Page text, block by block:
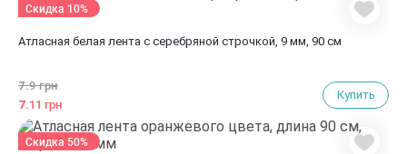
Атласная белая лента с серебряной строчкой, 9 мм, 90 см
7.9 грн
7.11 грн
Купить
Скидка 10%
Скидка 50%